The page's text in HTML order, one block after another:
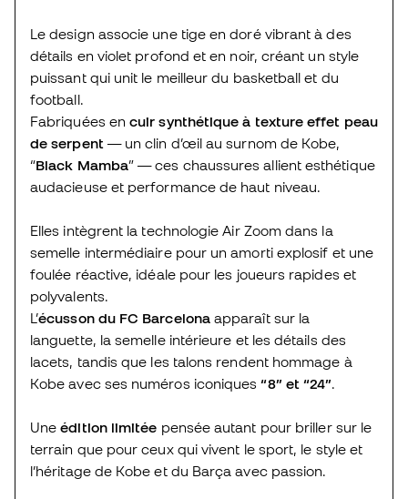
Le design associe une tige en doré vibrant à des
détails en violet profond et en noir, créant un style
puissant qui unit le meilleur du basketball et du
football.
Fabriquées encuir synthétique à texture effet peau
de serpent — un clin d’œil au surnom de Kobe,
“Black Mamba” — ces chaussures allient esthétique
audacieuse et performance de haut niveau.
Elles intègrent la technologie Air Zoom dans la
semelle intermédiaire pour un amorti explosif et une
foulée réactive, idéale pour les joueurs rapides et
polyvalents.
L’écusson du FC Barcelonaapparaît sur la
languette, la semelle intérieure et les détails des
lacets, tandis que les talons rendent hommage à
Kobe avec ses numéros iconiques“8” et “24”.
Uneédition limitée pensée autant pour briller sur le
terrain que pour ceux qui vivent le sport, le style et
l’héritage de Kobe et du Barça avec passion.